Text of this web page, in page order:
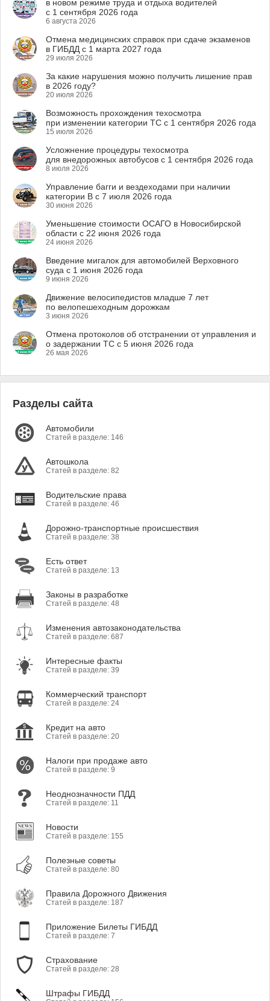
в новом режиме труда и отдыха водителей
с 1 сентября 2026 года
6 августа 2026
Отмена медицинских справок при сдаче экзаменов
в ГИБДД с 1 марта 2027 года
29 июля 2026
За какие нарушения можно получить лишение прав
в 2026 году?
20 июля 2026
Возможность прохождения техосмотра
при изменении категории ТС с 1 сентября 2026 года
15 июля 2026
Усложнение процедуры техосмотра
для внедорожных автобусов с 1 сентября 2026 года
8 июля 2026
Управление багги и вездеходами при наличии
категории B с 7 июля 2026 года
30 июня 2026
Уменьшение стоимости ОСАГО в Новосибирской
области с 22 июня 2026 года
24 июня 2026
Введение мигалок для автомобилей Верховного
суда с 1 июня 2026 года
9 июня 2026
Движение велосипедистов младше 7 лет
по велопешеходным дорожкам
3 июня 2026
Отмена протоколов об отстранении от управления и
о задержании ТС с 5 июня 2026 года
26 мая 2026
Разделы сайта
Автомобили
Статей в разделе: 146
Автошкола
Статей в разделе: 82
Водительские права
Статей в разделе: 46
Дорожно-транспортные происшествия
Статей в разделе: 38
Есть ответ
Статей в разделе: 13
Законы в разработке
Статей в разделе: 48
Изменения автозаконодательства
Статей в разделе: 687
Интересные факты
Статей в разделе: 39
Коммерческий транспорт
Статей в разделе: 24
Кредит на авто
Статей в разделе: 20
Налоги при продаже авто
Статей в разделе: 9
Неоднозначности ПДД
Статей в разделе: 11
Новости
Статей в разделе: 155
Полезные советы
Статей в разделе: 80
Правила Дорожного Движения
Статей в разделе: 187
Приложение Билеты ГИБДД
Статей в разделе: 7
Страхование
Статей в разделе: 28
Штрафы ГИБДД